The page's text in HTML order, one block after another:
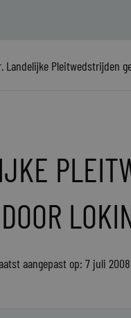
Landelijke Pleitwedstrijden
aangepast op: 7 juli 2008